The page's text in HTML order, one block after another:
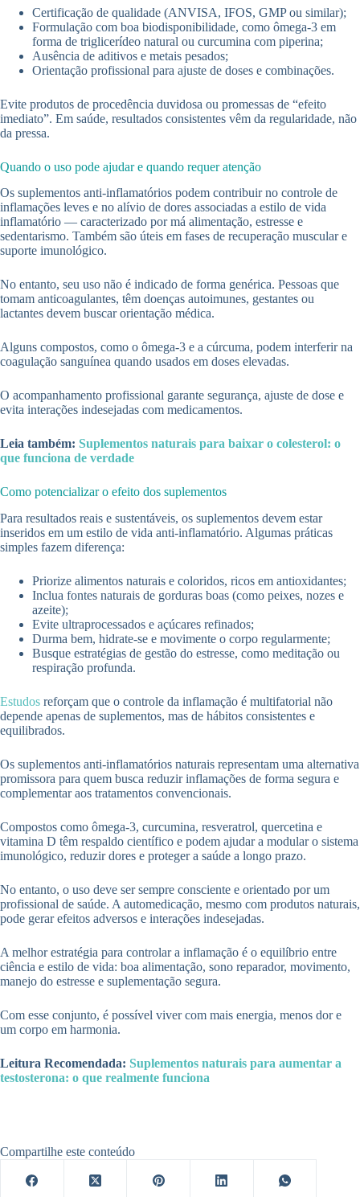
Certificação de qualidade (ANVISA, IFOS, GMP ou similar);
Formulação com boa biodisponibilidade, como ômega-3 em
forma de triglicerídeo natural ou curcumina com piperina;
Ausência de aditivos e metais pesados;
Orientação profissional para ajuste de doses e combinações.
Evite produtos de procedência duvidosa ou promessas de “efeito
imediato”. Em saúde, resultados consistentes vêm da regularidade, não
da pressa.
Quando o uso pode ajudar e quando requer atenção
Os suplementos anti-inflamatórios podem contribuir no controle de
inflamações leves e no alívio de dores associadas a estilo de vida
inflamatório — caracterizado por má alimentação, estresse e
sedentarismo. Também são úteis em fases de recuperação muscular e
suporte imunológico.
No entanto, seu uso não é indicado de forma genérica. Pessoas que
tomam anticoagulantes, têm doenças autoimunes, gestantes ou
lactantes devem buscar orientação médica.
Alguns compostos, como o ômega-3 e a cúrcuma, podem interferir na
coagulação sanguínea quando usados em doses elevadas.
O acompanhamento profissional garante segurança, ajuste de dose e
evita interações indesejadas com medicamentos.
Leia também: Suplementos naturais para baixar o colesterol: o
que funciona de verdade
Como potencializar o efeito dos suplementos
Para resultados reais e sustentáveis, os suplementos devem estar
inseridos em um estilo de vida anti-inflamatório. Algumas práticas
simples fazem diferença:
Priorize alimentos naturais e coloridos, ricos em antioxidantes;
Inclua fontes naturais de gorduras boas (como peixes, nozes e
azeite);
Evite ultraprocessados e açúcares refinados;
Durma bem, hidrate-se e movimente o corpo regularmente;
Busque estratégias de gestão do estresse, como meditação ou
respiração profunda.
Estudos reforçam que o controle da inflamação é multifatorial não
depende apenas de suplementos, mas de hábitos consistentes e
equilibrados.
Os suplementos anti-inflamatórios naturais representam uma alternativa
promissora para quem busca reduzir inflamações de forma segura e
complementar aos tratamentos convencionais.
Compostos como ômega-3, curcumina, resveratrol, quercetina e
vitamina D têm respaldo científico e podem ajudar a modular o sistema
imunológico, reduzir dores e proteger a saúde a longo prazo.
No entanto, o uso deve ser sempre consciente e orientado por um
profissional de saúde. A automedicação, mesmo com produtos naturais,
pode gerar efeitos adversos e interações indesejadas.
A melhor estratégia para controlar a inflamação é o equilíbrio entre
ciência e estilo de vida: boa alimentação, sono reparador, movimento,
manejo do estresse e suplementação segura.
Com esse conjunto, é possível viver com mais energia, menos dor e
um corpo em harmonia.
Leitura Recomendada: Suplementos naturais para aumentar a
testosterona: o que realmente funciona
Compartilhe este conteúdo